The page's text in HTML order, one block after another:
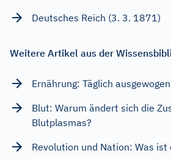
Deutsches Reich (3. 3. 1871)
Weitere Artikel aus der
Ernährung: Täglich
Blut: Warum ändert sich die
Blutplasmas?
Revolution und Nation: Was ist